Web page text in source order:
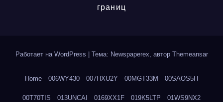
границ
Работает на WordPress Тема: Newspaperex, автор Themeansar
Home 006WY430 007HXU2Y 00MGT33M 00SAOS5H
00T70TIS 013UNCAI 0169XX1F 019K5LTP 01WS9NX2